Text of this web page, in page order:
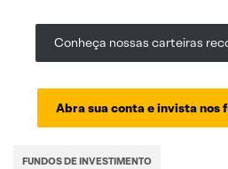
Conheça nossas carteiras
Abra sua conta e invista nos
FUNDOS DE INVESTIMENTO